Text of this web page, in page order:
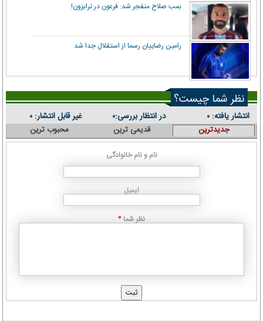
بمب صلاح منفجر شد: فرعون در ترابزون!
رامین رضاییان رسما از استقلال جدا شد
نظر شما چیست؟
انتشار یافته: ۰ در انتظار بررسی:۰ غیر قابل انتشار: ۰
جدیدترین قدیمی ترین محبوب ترین
نام و نام خانوادگی
ایمیل
نظر شما *